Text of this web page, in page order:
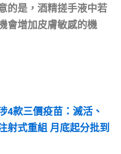
的是，酒精搓手液中若
會增加皮膚敏感的機
4款三價疫苗：滅活、
射式重組 月底起分批到